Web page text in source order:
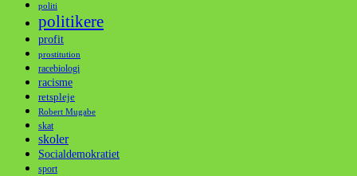
politi
politikere
profit
prostitution
racebiologi
racisme
retspleje
Robert Mugabe
skat
skoler
Socialdemokratiet
sport